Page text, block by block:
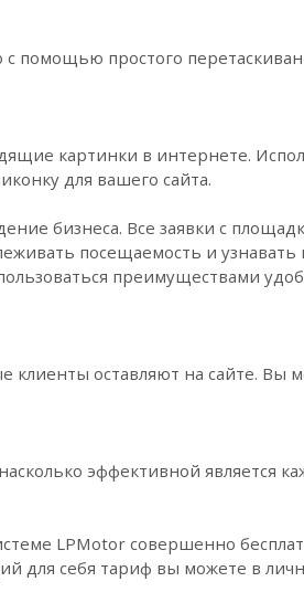
помощью простого
картинки в интернете.
для вашего сайта.
бизнеса. Все заявки с
посещаемость и узнавать
преимуществами
оставляют на сайте. Вы
эффективной является
LPMotor совершенно
для себя тариф вы можете в